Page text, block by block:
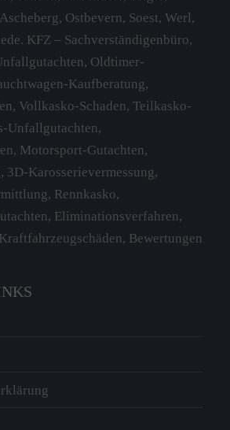
Ostbevern, Soest, Werl,
KFZ – Sachverständigenbüro,
Oldtimer-
Kaufberatung,
Vollkasko-Schaden, Teilkasko-
Unfallgutachten,
Motorsport-Gutachten,
3D-Karosserievermessung,
Rennkasko,
Eliminationsverfahren,
Bewertungen